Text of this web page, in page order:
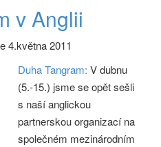
v Anglii
4.května 2011
Duha Tangram: V dubnu
(5.-15.) jsme se opět sešli
s naší anglickou
partnerskou organizací na
společném mezinárodním